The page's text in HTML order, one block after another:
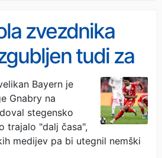
zvezdnika
tudi za
Bayern je
Gnabry na
stegensko
trajalo "dalj časa",
medijev pa bi utegnil nemški